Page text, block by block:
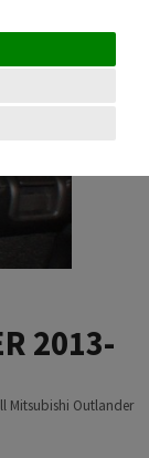
2013-
Mitsubishi Outlander